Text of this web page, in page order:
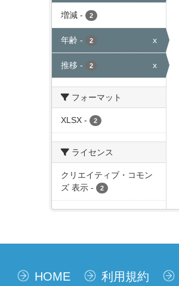
増減 - 2
年齢 - 2 x
推移 - 2 x
フォーマット
XLSX - 2
ライセンス
クリエイティブ・コモン
ズ 表示 - 2
HOME 利用規約